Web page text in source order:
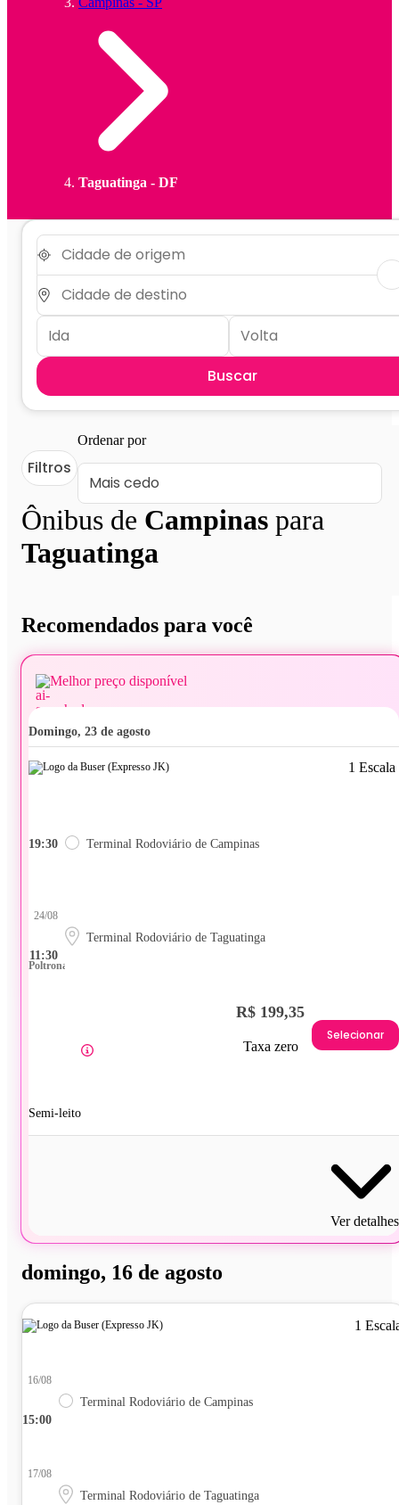
Taguatinga - DF
Buscar
Ônibus de Campinas para
Taguatinga
Filtros
Ordenar por
Recomendados para você
Melhor preço disponível
domingo, 23 de agosto
1 Escala
19:30 Terminal Rodoviário de Campinas
11:30
24/08
Terminal Rodoviário de Taguatinga
Poltrona
Semi-leito
R$ 199,35
Taxa zero
Selecionar
Ver detalhes
domingo, 16 de agosto
1
15:00
16/08
Terminal Rodoviário de Campinas
17/08
Terminal Rodoviário de Taguatinga